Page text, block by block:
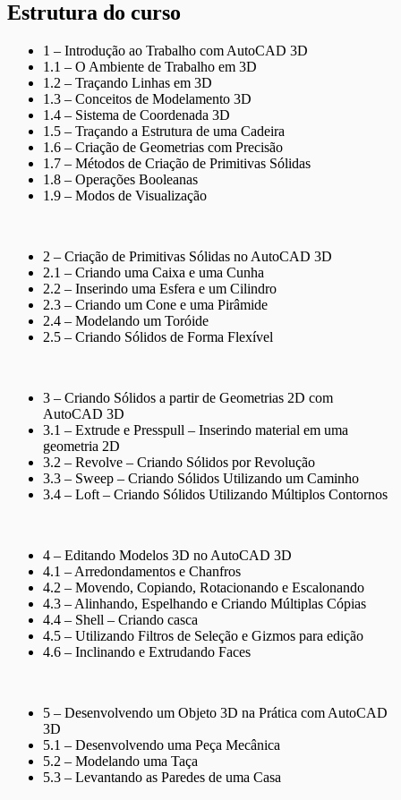
Estrutura do curso
1 – Introdução ao Trabalho com AutoCAD 3D
1.1 – O Ambiente de Trabalho em 3D
1.2 – Traçando Linhas em 3D
1.3 – Conceitos de Modelamento 3D
1.4 – Sistema de Coordenada 3D
1.5 – Traçando a Estrutura de uma Cadeira
1.6 – Criação de Geometrias com Precisão
1.7 – Métodos de Criação de Primitivas Sólidas
1.8 – Operações Booleanas
1.9 – Modos de Visualização
2 – Criação de Primitivas Sólidas no AutoCAD 3D
2.1 – Criando uma Caixa e uma Cunha
2.2 – Inserindo uma Esfera e um Cilindro
2.3 – Criando um Cone e uma Pirâmide
2.4 – Modelando um Toróide
2.5 – Criando Sólidos de Forma Flexível
3 – Criando Sólidos a partir de Geometrias 2D com
AutoCAD 3D
3.1 – Extrude e Presspull – Inserindo material em uma
geometria 2D
3.2 – Revolve – Criando Sólidos por Revolução
3.3 – Sweep – Criando Sólidos Utilizando um Caminho
3.4 – Loft – Criando Sólidos Utilizando Múltiplos Contornos
4 – Editando Modelos 3D no AutoCAD 3D
4.1 – Arredondamentos e Chanfros
4.2 – Movendo, Copiando, Rotacionando e Escalonando
4.3 – Alinhando, Espelhando e Criando Múltiplas Cópias
4.4 – Shell – Criando casca
4.5 – Utilizando Filtros de Seleção e Gizmos para edição
4.6 – Inclinando e Extrudando Faces
5 – Desenvolvendo um Objeto 3D na Prática com AutoCAD
3D
5.1 – Desenvolvendo uma Peça Mecânica
5.2 – Modelando uma Taça
5.3 – Levantando as Paredes de uma Casa